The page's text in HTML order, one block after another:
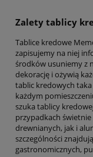
Zalety tablicy
Tablice kredowe
zapisujemy na niej
środków usuniemy z
dekorację i ożywią
tablic kredowych taka
każdym
szuka tablicy
przypadkach
drewnianych, jak i
szczególności
gastronomicznych,